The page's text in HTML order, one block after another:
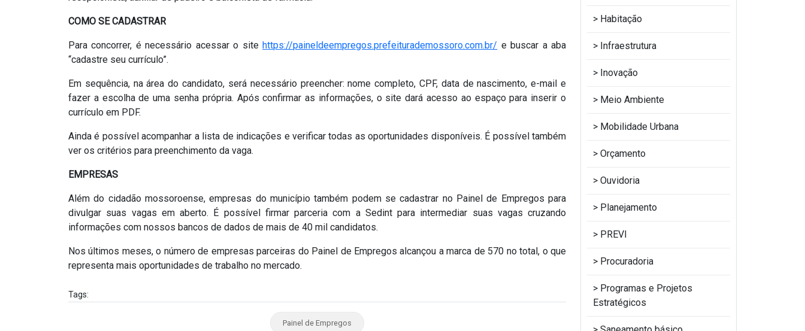
COMO SE CADASTRAR
Para concorrer, é necessário acessar o sitehttps://paineldeempregos.prefeiturademossoro.com.br/ e buscar a aba
“cadastre seu currículo”.
Em sequência, na área do candidato, será necessário preencher: nome completo, CPF, data de nascimento, e-mail e
fazer a escolha de uma senha própria. Após confirmar as informações, o site dará acesso ao espaço para inserir o
currículo em PDF.
Ainda é possível acompanhar a lista de indicações e verificar todas as oportunidades disponíveis. É possível também
ver os critérios para preenchimento da vaga.
EMPRESAS
Além do cidadão mossoroense, empresas do município também podem se cadastrar no Painel de Empregos para
divulgar suas vagas em aberto. É possível firmar parceria com a Sedint para intermediar suas vagas cruzando
informações com nossos bancos de dados de mais de 40 mil candidatos.
Nos últimos meses, o número de empresas parceiras do Painel de Empregos alcançou a marca de 570 no total, o que
representa mais oportunidades de trabalho no mercado.
Tags:
Painel de Empregos
Habitação
Infraestrutura
Inovação
Meio Ambiente
Mobilidade Urbana
Orçamento
Ouvidoria
Planejamento
PREVI
Procuradoria
Programas e Projetos
Estratégicos